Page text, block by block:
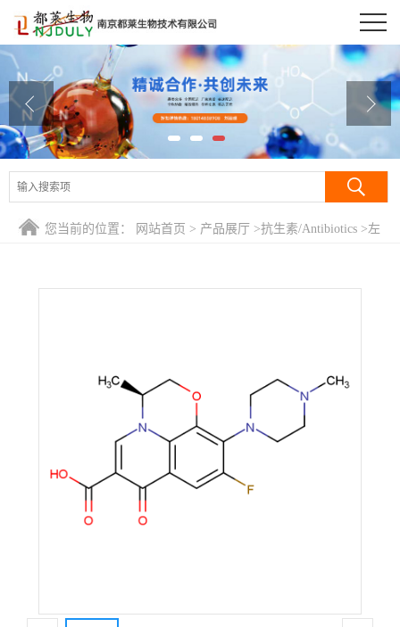
公司首页
公司介绍
公司动态
产品展厅
证书荣誉
您当前的位置： 网站首页 > 产品展厅 >抗生素/Antibiotics >左